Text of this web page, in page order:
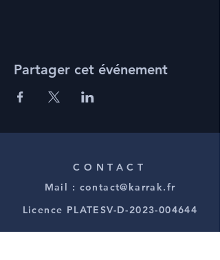
Partager cet événement
CONTACT
Mail : contact@karrak.fr
Licence PLATESV-D-2023-004644